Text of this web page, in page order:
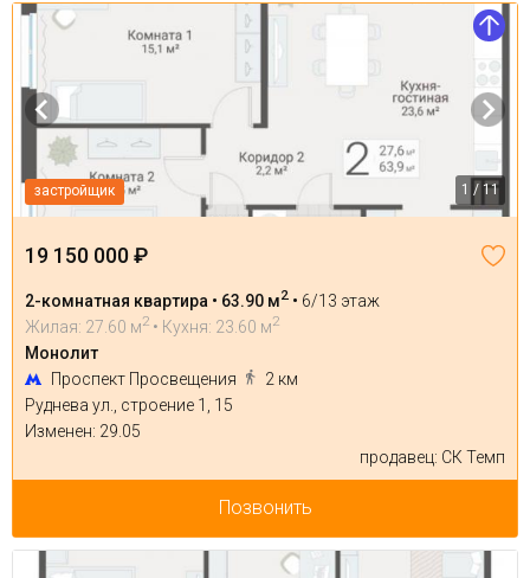
застройщик 1 / 11
19 150 000 ₽
2-комнатная квартира • 63.90 м2 • 6/13 этаж
Жилая: 27.60 м2 • Кухня: 23.60 м2
Монолит
Проспект Просвещения
2 км
Руднева ул., строение 1, 15
Изменен: 29.05
продавец: СК Темп
Позвонить